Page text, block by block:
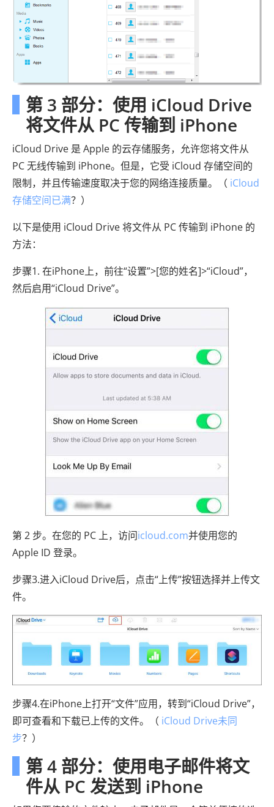
第 3 部分：使用 iCloud Drive
将文件从 PC 传输到 iPhone
iCloud Drive 是 Apple 的云存储服务，允许您将文件从
PC 无线传输到 iPhone。但是，它受 iCloud 存储空间的
限制，并且传输速度取决于您的网络连接质量。（ iCloud
存储空间已满？）
以下是使用 iCloud Drive 将文件从 PC 传输到 iPhone 的
方法：
步骤1. 在iPhone上，前往“设置”>[您的姓名]>“iCloud”，
然后启用“iCloud Drive”。
第 2 步。在您的 PC 上，访问icloud.com并使用您的
Apple ID 登录。
步骤3.进入iCloud Drive后，点击“上传”按钮选择并上传文
件。
步骤4.在iPhone上打开“文件”应用，转到“iCloud Drive”，
即可查看和下载已上传的文件。（ iCloud Drive未同
步？）
第 4 部分：使用电子邮件将文
件从 PC 发送到 iPhone